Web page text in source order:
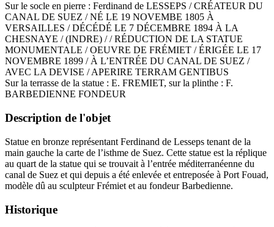
Sur le socle en pierre : Ferdinand de LESSEPS / CRÉATEUR DU
CANAL DE SUEZ / NÉ LE 19 NOVEMBE 1805 À
VERSAILLES / DÉCÉDÉ LE 7 DÉCEMBRE 1894 À LA
CHESNAYE / (INDRE) / / RÉDUCTION DE LA STATUE
MONUMENTALE / OEUVRE DE FRÉMIET / ÉRIGÉE LE 17
NOVEMBRE 1899 / À L’ENTRÉE DU CANAL DE SUEZ /
AVEC LA DEVISE / APERIRE TERRAM GENTIBUS
Sur la terrasse de la statue : E. FREMIET, sur la plinthe : F.
BARBEDIENNE FONDEUR
Description de l'objet
Statue en bronze représentant Ferdinand de Lesseps tenant de la
main gauche la carte de l’isthme de Suez. Cette statue est la réplique
au quart de la statue qui se trouvait à l’entrée méditerranéenne du
canal de Suez et qui depuis a été enlevée et entreposée à Port Fouad,
modèle dû au sculpteur Frémiet et au fondeur Barbedienne.
Historique